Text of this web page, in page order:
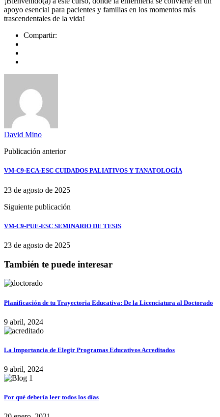
apoyo esencial para pacientes y familias en los momentos más
trascendentales de la vida!
Compartir:
David Mino
Publicación anterior
VM-C9-ECA-ESC CUIDADOS PALIATIVOS Y TANATOLOGÍA
23 de agosto de 2025
Siguiente publicación
VM-C9-PUE-ESC SEMINARIO DE TESIS
23 de agosto de 2025
También te puede interesar
Planificación de tu Trayectoria Educativa: De la Licenciatura al Doctorado
9 abril, 2024
La Importancia de Elegir Programas Educativos Acreditados
9 abril, 2024
Por qué debería leer todos los días